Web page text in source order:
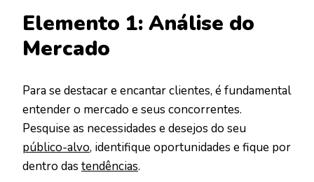
Elemento 1: Análise do
Mercado
Para se destacar e encantar clientes, é fundamental
entender o mercado e seus concorrentes.
Pesquise as necessidades e desejos do seu
público-alvo, identifique oportunidades e fique por
dentro das tendências.